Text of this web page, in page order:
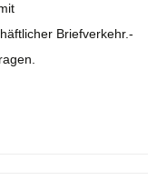
Briefverkehr.-